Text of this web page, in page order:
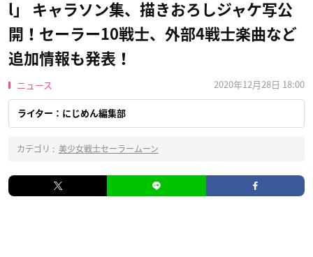
l」 キャラソン集、描きおろしジャケ写公
開！セーラー10戦士、外部4戦士楽曲など
追加情報も発表！
ニュース 2020年12月28日 18:00
ライター：にじめん編集部
カテゴリ : 美少女戦士セーラームーン